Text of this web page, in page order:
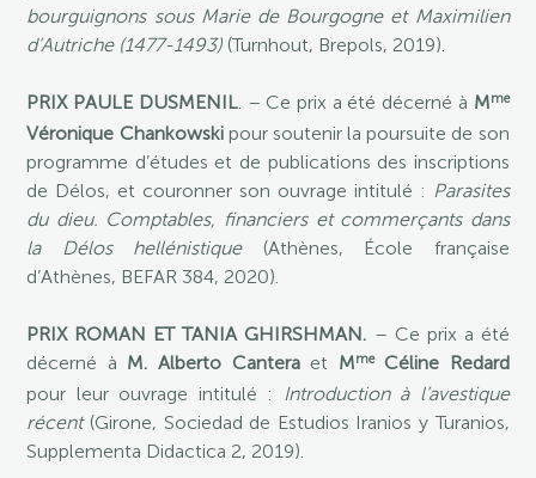
bourguignons sous Marie de Bourgogne et Maximilien
d’Autriche (1477-1493) (Turnhout, Brepols, 2019).
PRIX PAULE DUSMENIL. – Ce prix a été décerné à Mme
Véronique Chankowskipour soutenir la poursuite de son
programme d’études et de publications des inscriptions
de Délos, et couronner son ouvrage intitulé : Parasites
du dieu. Comptables, financiers et commerçants dans
la Délos hellénistique(Athènes, École française
d’Athènes, BEFAR 384, 2020).
PRIX ROMAN ET TANIA GHIRSHMAN. – Ce prix a été
décerné à M. Alberto Canteraet MmeCéline Redard
pour leur ouvrage intitulé : Introduction à l’avestique
récent(Girone, Sociedad de Estudios Iranios y Turanios,
Supplementa Didactica 2, 2019).